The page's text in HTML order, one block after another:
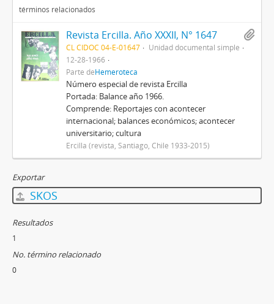
términos relacionados
Revista Ercilla. Año XXXII, N° 1647
CL CIDOC 04-E-01647
Unidad documental simple
12-28-1966
Parte deHemeroteca
Número especial de revista Ercilla
Portada: Balance año 1966.
Comprende: Reportajes con acontecer
internacional; balances económicos; acontecer
universitario; cultura
Ercilla (revista, Santiago, Chile 1933-2015)
Exportar
SKOS
Resultados
1
No. término relacionado
0